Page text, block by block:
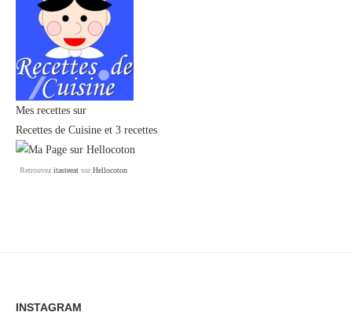
Mes recettes sur
Recettes de Cuisine et 3 recettes
Retrouvez itasteeat surHellocoton
INSTAGRAM